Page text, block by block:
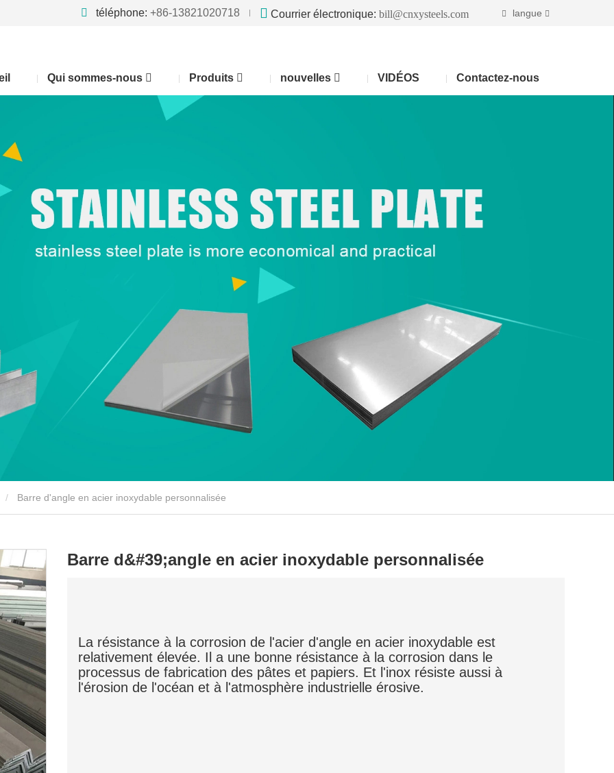
téléphone: +86-13821020718 Courrier électronique: bill@cnxysteels.com langue
Qui sommes-nous Produits nouvelles VIDÉOS Contactez-nous
Barre d'angle en acier inoxydable personnalisée
Barre d&#39;angle en acier inoxydable personnalisée
La résistance à la corrosion de l'acier d'angle en acier inoxydable est
relativement élevée. Il a une bonne résistance à la corrosion dans le
processus de fabrication des pâtes et papiers. Et l'inox résiste aussi à
l'érosion de l'océan et à l'atmosphère industrielle érosive.